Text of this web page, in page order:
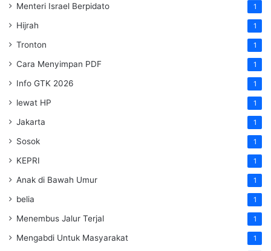
Menteri Israel Berpidato 1
Hijrah 1
Tronton 1
Cara Menyimpan PDF 1
Info GTK 2026 1
lewat HP 1
Jakarta 1
Sosok 1
KEPRI 1
Anak di Bawah Umur 1
belia 1
Menembus Jalur Terjal 1
Mengabdi Untuk Masyarakat 1